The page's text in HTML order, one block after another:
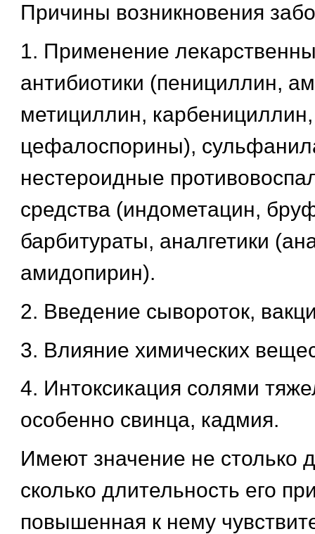
Причины возникновения
1. Применение
антибиотики (пенициллин,
метициллин,
цефалоспорины),
нестероидные
средства (индометацин,
барбитураты, аналгетики
амидопирин).
2. Введение сывороток,
3. Влияние химических
4. Интоксикация солями
особенно свинца, кадмия.
Имеют значение не столько
сколько длительность его
повышенная к нему